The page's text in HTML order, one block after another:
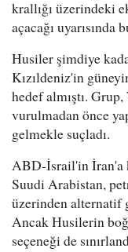
krallığı üzerindeki
açacağı uyarısında
Husiler şimdiye
Kızıldeniz'in
hedef almıştı.
vurulmadan önce
gelmekle suçladı.
ABD-İsrail'in İran'a
Suudi Arabistan,
üzerinden alternatif
Ancak Husilerin
seçeneği de